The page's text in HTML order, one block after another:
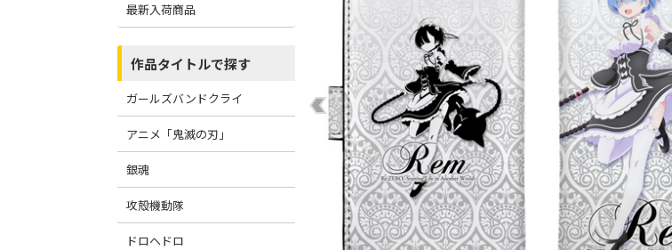
最新入荷商品
作品タイトルで探す
ガールズバンドクライ
アニメ「鬼滅の刃」
銀魂
攻殻機動隊
ドロヘドロ